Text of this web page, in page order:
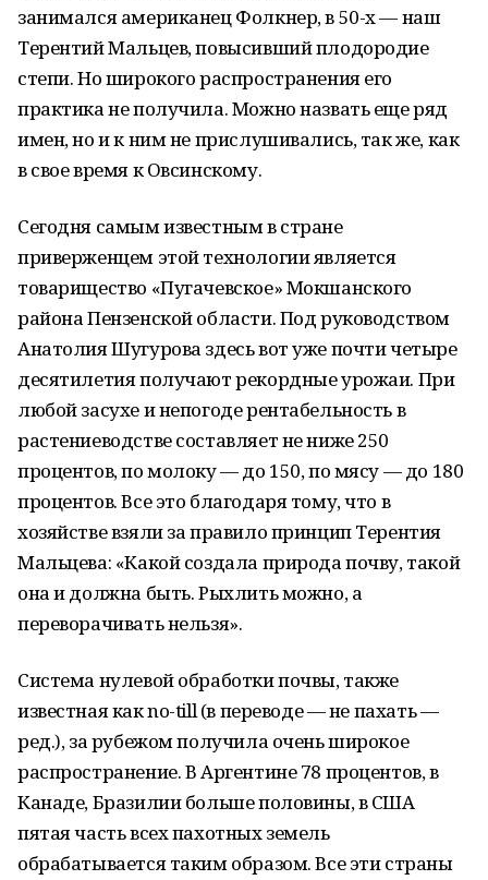
занимался американец Фолкнер, в 50-х — наш
Терентий Мальцев, повысивший плодородие
степи. Но широкого распространения его
практика не получила. Можно назвать еще ряд
имен, но и к ним не прислушивались, так же, как
в свое время к Овсинскому.
Сегодня самым известным в стране
приверженцем этой технологии является
товарищество «Пугачевское» Мокшанского
района Пензенской области. Под руководством
Анатолия Шугурова здесь вот уже почти четыре
десятилетия получают рекордные урожаи. При
любой засухе и непогоде рентабельность в
растениеводстве составляет не ниже 250
процентов, по молоку — до 150, по мясу — до 180
процентов. Все это благодаря тому, что в
хозяйстве взяли за правило принцип Терентия
Мальцева: «Какой создала природа почву, такой
она и должна быть. Рыхлить можно, а
переворачивать нельзя».
Система нулевой обработки почвы, также
известная как no-till (в переводе — не пахать —
ред.), за рубежом получила очень широкое
распространение. В Аргентине 78 процентов, в
Канаде, Бразилии больше половины, в США
пятая часть всех пахотных земель
обрабатывается таким образом. Все эти страны